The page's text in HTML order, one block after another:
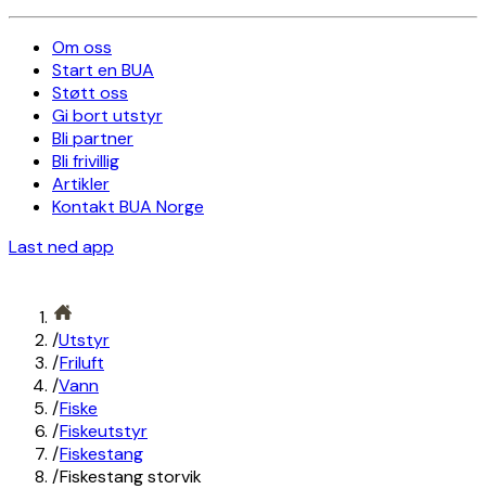
Om oss
Start en BUA
Støtt oss
Gi bort utstyr
Bli partner
Bli frivillig
Artikler
Kontakt BUA Norge
Last ned app
/Utstyr
/Friluft
/Vann
/Fiske
/Fiskeutstyr
/Fiskestang
/Fiskestang storvik